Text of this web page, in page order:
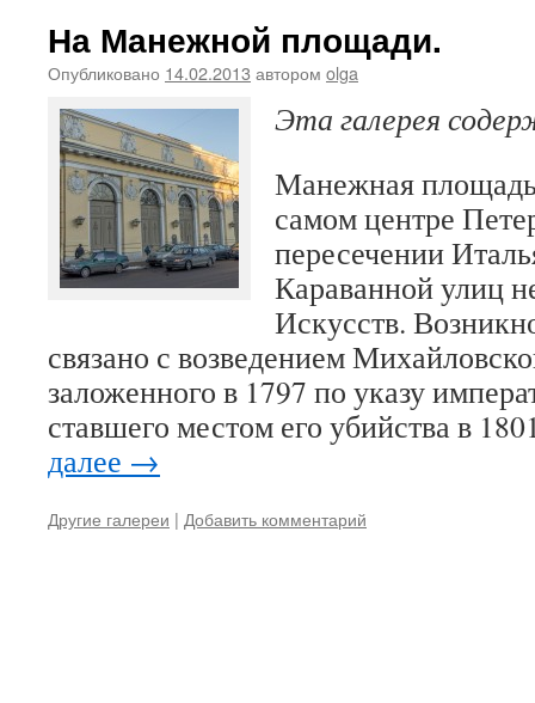
На Манежной площади.
Опубликовано 14.02.2013 автором olga
Эта галерея
Манежная
самом центре
пересечении
Караванной улиц
Искусств.
связано с возведением
заложенного в 1797 по указу
ставшего местом его убийства в
далее →
Другие галереи | Добавить комментарий